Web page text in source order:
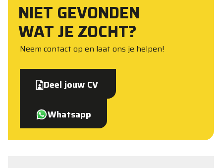
NIET GEVONDEN
WAT JE ZOCHT?
Neem contact op en laat ons je helpen!
Deel jouw CV
Whatsapp